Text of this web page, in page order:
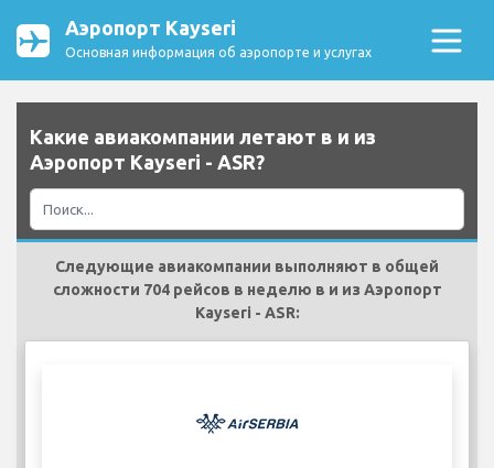
Аэропорт Kayseri
Основная информация об аэропорте и услугах
Какие авиакомпании летают в и из
Аэропорт Kayseri - ASR?
Следующие авиакомпании выполняют в общей
сложности 704 рейсов в неделю в и из Аэропорт
Kayseri - ASR: